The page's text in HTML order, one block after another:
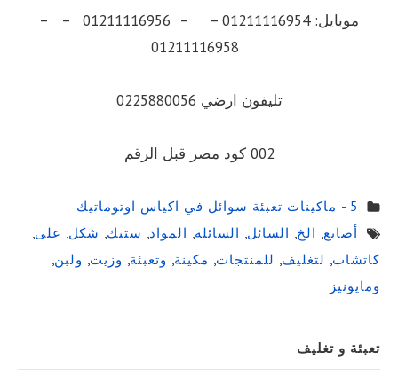
موبايل: 01211116954 – – 01211116956 – –
تليفون ارضي 0225880056
002 كود مصر قبل الرقم
5 - ماكينات تعبئة سوائل في اكياس اوتوماتيك
أصابع, الخ, السائل, السائلة, المواد, ستيك, شكل, على,
كاتشاب, لتغليف, للمنتجات, مكينة, وتعبئة, وزيت, ولبن,
ومايونيز
Sidebar
Widget
تعبئة و تغليف